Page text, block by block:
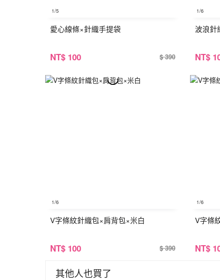
1/5
愛心線條×針織手提袋
NT$ 100 $ 390
1/6
波浪針
NT$
1/6
V字條紋針織包×肩背包×米白
NT$ 100 $ 390
1/6
V字條
NT$
其他人也買了